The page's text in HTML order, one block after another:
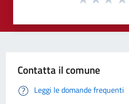
Contatta il comune
Leggi le domande frequenti